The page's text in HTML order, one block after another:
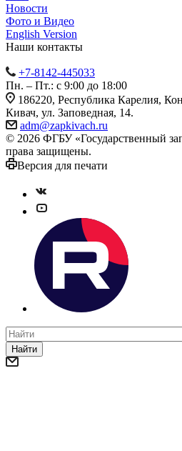
Новости
Фото и Видео
English Version
Наши контакты
+7-8142-445033
Пн. – Пт.: с 9:00 до 18:00
186220, Республика Карелия,
Кивач, ул. Заповедная, 14.
adm@zapkivach.ru
© 2026 ФГБУ «Государственный
права защищены.
Версия для печати
Найти